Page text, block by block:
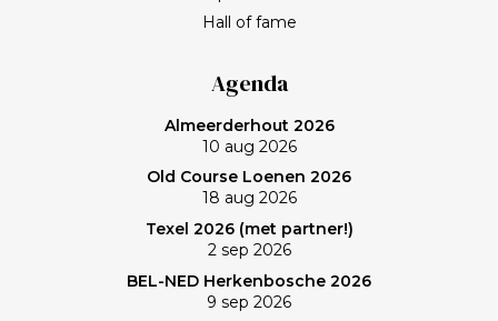
was ‘even helemaal niets; heerlijk’, zo maakt Frank de
verlies was voorzien; gedaan en laten, dus. Maar de
memorabele ronde en de waanzinnige slagen van
Frank zullen mij nog lang bijblijven. Topgast, topdag!
Hall of fame
Agenda
Almeerderhout 2026
10 aug 2026
Old Course Loenen 2026
18 aug 2026
Texel 2026 (met partner!)
2 sep 2026
BEL-NED Herkenbosche 2026
9 sep 2026